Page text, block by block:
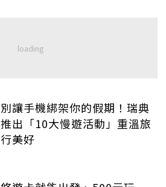
別讓手機綁架你的假期！瑞典
推出「10大慢遊活動」重溫旅
行美好